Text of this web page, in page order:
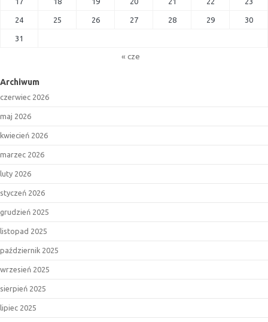
24 25 26 27 28 29 30
31
« cze
Archiwum
czerwiec 2026
maj 2026
kwiecień 2026
marzec 2026
luty 2026
styczeń 2026
grudzień 2025
listopad 2025
październik 2025
wrzesień 2025
sierpień 2025
lipiec 2025